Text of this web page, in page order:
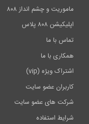
ماموریت و چشم انداز ۸۰۸
اپلیکیشن ۸۰۸ پلاس
تماس با ما
همکاری با ما
اشتراک ویژه (vip)
کاربران عضو سایت
شرکت های عضو سایت
شرایط استفاده